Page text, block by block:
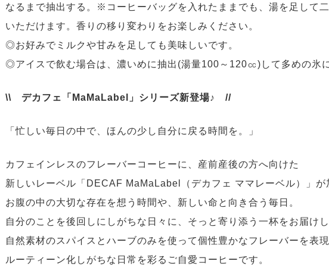
なるまで抽出する。※コーヒーバッグを入れたままでも、湯を足して
いただけます。香りの移り変わりをお楽しみください。
◎お好みでミルクや甘みを足しても美味しいです。
◎アイスで飲む場合は、濃いめに抽出(湯量100～120㏄)して多めの氷
\\ デカフェ「MaMaLabel」シリーズ新登場♪ //
「忙しい毎日の中で、ほんの少し自分に戻る時間を。」
カフェインレスのフレーバーコーヒーに、産前産後の方へ向けた
新しいレーベル「DECAF MaMaLabel（デカフェ ママレーベル）」が
お腹の中の大切な存在を想う時間や、新しい命と向き合う毎日。
自分のことを後回しにしがちな日々に、そっと寄り添う一杯をお届けし
自然素材のスパイスとハーブのみを使って個性豊かなフレーバーを表現
ルーティーン化しがちな日常を彩るご自愛コーヒーです。